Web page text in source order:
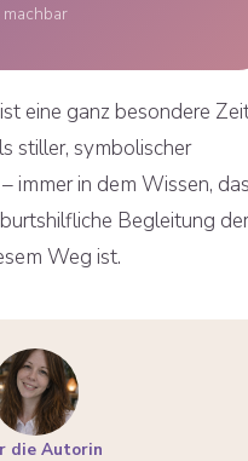
machbar
eine ganz besondere
stiller, symbolischer
immer in dem Wissen,
Begleitung der
Weg ist.
die Autorin